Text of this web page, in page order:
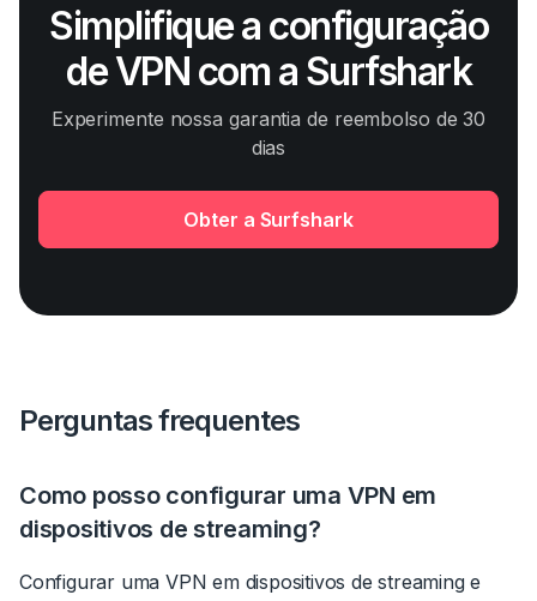
Simplifique a configuração
de VPN com a Surfshark
Experimente nossa garantia de reembolso de 30
dias
Obter a Surfshark
Perguntas frequentes
Como posso configurar uma VPN em
dispositivos de streaming?
Configurar uma VPN em dispositivos de streaming e